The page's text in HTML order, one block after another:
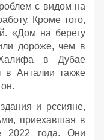
с видом на
Кроме того,
«Дом на берегу
дороже, чем в
в Дубае
в Анталии также
и рссияне,
приехавшая в
2022 года. Они